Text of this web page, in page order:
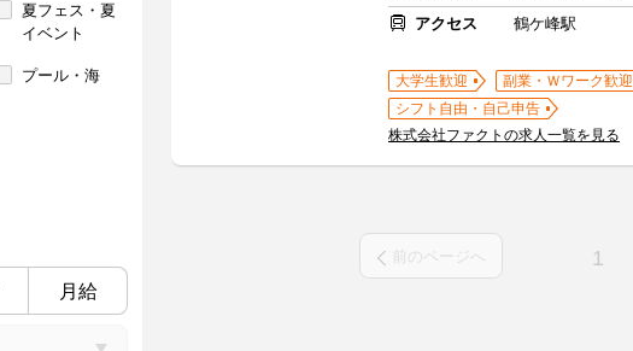
夏フェス・夏
イベント
プール・海
月給
アクセス
鶴ケ峰駅
大学生歓迎 副業・Ｗワーク歓迎
シフト自由・自己申告
株式会社ファクトの求人一覧を見る
前のページへ 1